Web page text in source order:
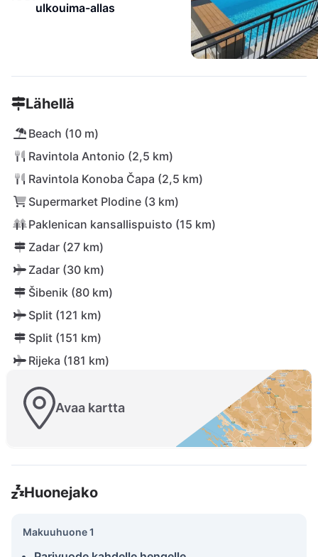
ulkouima-allas
Lähellä
Beach (10 m)
Ravintola Antonio (2,5 km)
Ravintola Konoba Čapa (2,5 km)
Supermarket Plodine (3 km)
Paklenican kansallispuisto (15 km)
Zadar (27 km)
Zadar (30 km)
Šibenik (80 km)
Split (121 km)
Split (151 km)
Rijeka (181 km)
Avaa kartta
Huonejako
Makuuhuone 1